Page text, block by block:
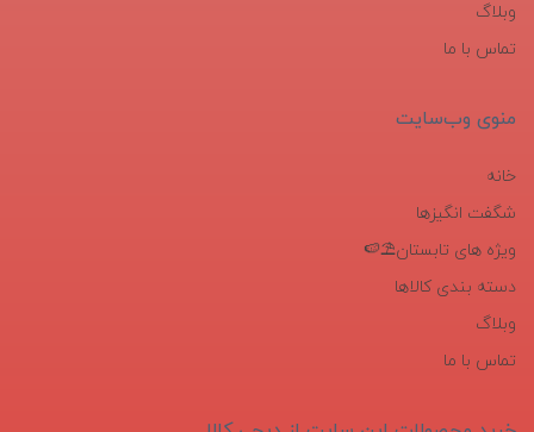
وبلاگ
تماس با ما
منوی وب‌سایت
خانه
شگفت انگیزها
ویژه های تابستان⛱️🍉
دسته بندی کالاها
وبلاگ
تماس با ما